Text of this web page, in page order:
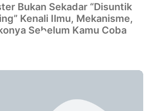
Bukan Sekadar “Disuntik
Kenali Ilmu, Mekanisme,
Sebelum Kamu Coba